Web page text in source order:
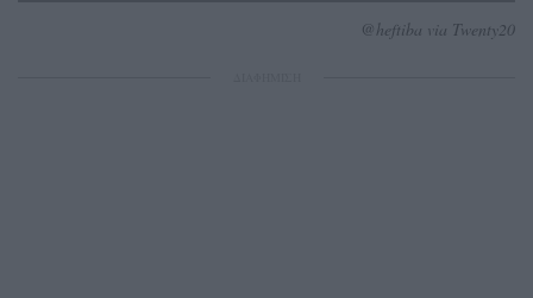
@heftiba via Twenty20